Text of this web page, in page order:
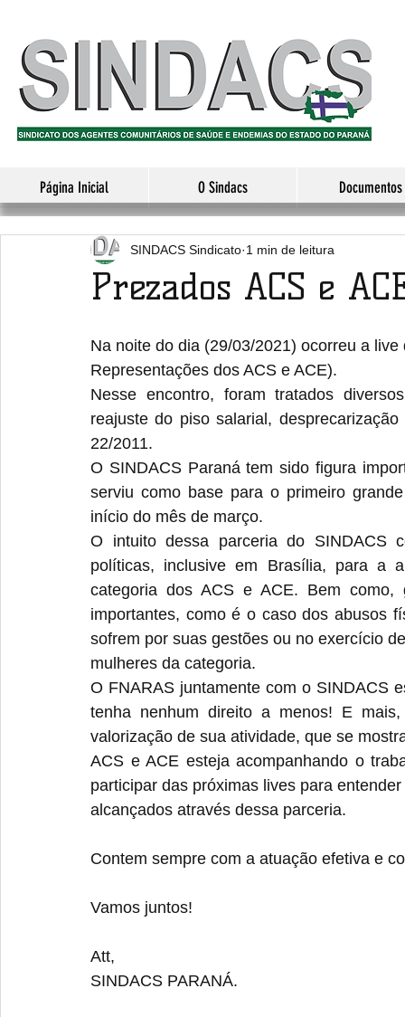
Página Inicial O Sindacs Documentos
Prezados ACS e
SINDACS Sindicato 1 min de leitura
Na noite do dia (29/03/2021) ocorreu a
Representações dos ACS e ACE).
Nesse encontro, foram tratados
reajuste do piso salarial,
22/2011.
O SINDACS Paraná tem sido figura
serviu como base para o primeiro
início do mês de março.
O intuito dessa parceria do SINDACS
políticas, inclusive em Brasília, para a
categoria dos ACS e ACE. Bem
importantes, como é o caso dos abusos
sofrem por suas gestões ou no exercício
mulheres da categoria.
O FNARAS juntamente com o SINDACS
tenha nenhum direito a menos! E
valorização de sua atividade, que se
ACS e ACE esteja acompanhando o
participar das próximas lives para
alcançados através dessa parceria.
Contem sempre com a atuação efetiva e
Vamos juntos!
Att,
SINDACS PARANÁ.